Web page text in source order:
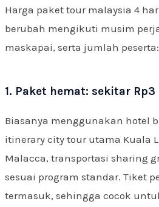
Harga paket tour malaysia 4
berubah mengikuti musim
maskapai, serta jumlah peserta:
1. Paket hemat: sekitar
Biasanya menggunakan hotel
itinerary city tour utama Kuala
Malacca, transportasi sharing
sesuai program standar. Tiket
termasuk, sehingga cocok